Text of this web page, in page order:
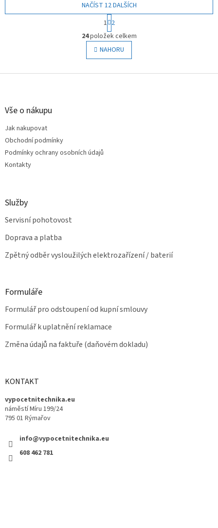
O
v
l
á
NAČÍST 12 DALŠÍCH
S
t
r
á
n
k
v
1 2
24položek celkem
NAHORU
Z
Vše o nákupu
Jak nakupovat
Obchodní podmínky
Podmínky ochrany osobních údajů
Kontakty
Služby
Servisní pohotovost
Doprava a platba
Zpětný odběr vysloužilých elektrozařízení / baterií
Formuláře
Formulář pro odstoupení od kupní smlouvy
Formulář k uplatnění reklamace
Změna údajů na faktuře (daňovém dokladu)
KONTAKT
vypocetnitechnika.eu
náměstí Míru 199/24
795 01 Rýmařov
info@vypocetnitechnika.eu
608 462 781